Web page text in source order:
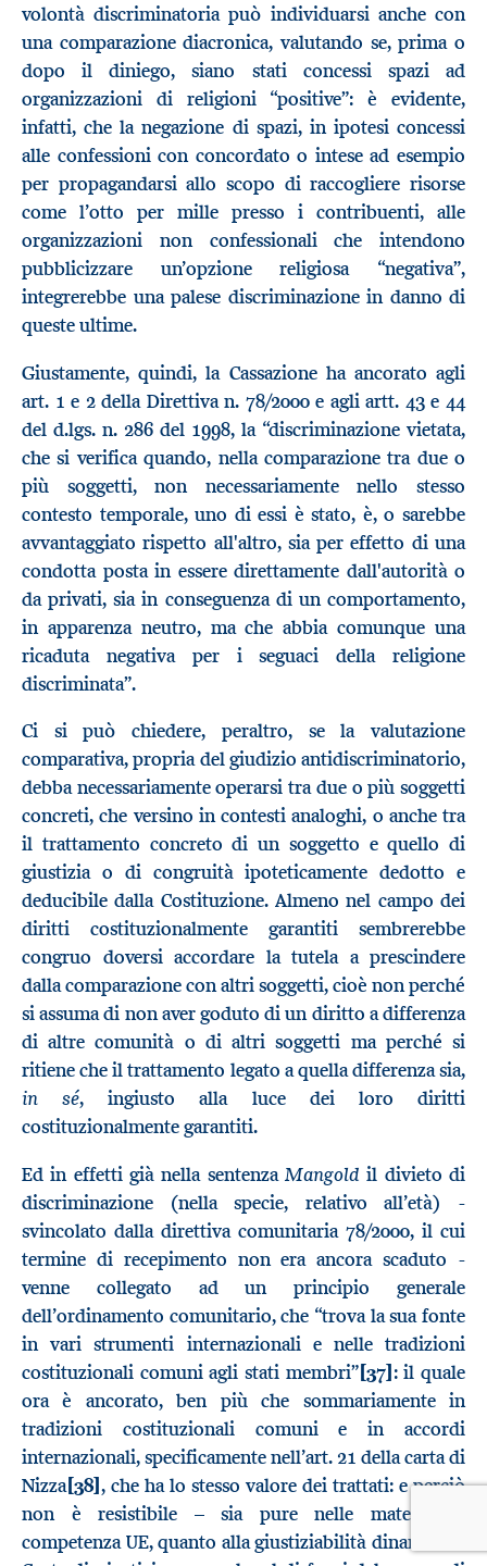
volontà discriminatoria può individuarsi anche con
una comparazione diacronica, valutando se, prima o
dopo il diniego, siano stati concessi spazi ad
organizzazioni di religioni “positive”: è evidente,
infatti, che la negazione di spazi, in ipotesi concessi
alle confessioni con concordato o intese ad esempio
per propagandarsi allo scopo di raccogliere risorse
come l’otto per mille presso i contribuenti, alle
organizzazioni non confessionali che intendono
pubblicizzare un’opzione religiosa “negativa”,
integrerebbe una palese discriminazione in danno di
queste ultime.
Giustamente, quindi, la Cassazione ha ancorato agli
art. 1 e 2 della Direttiva n. 78/2000 e agli artt. 43 e 44
del d.lgs. n. 286 del 1998, la “discriminazione vietata,
che si verifica quando, nella comparazione tra due o
più soggetti, non necessariamente nello stesso
contesto temporale, uno di essi è stato, è, o sarebbe
avvantaggiato rispetto all'altro, sia per effetto di una
condotta posta in essere direttamente dall'autorità o
da privati, sia in conseguenza di un comportamento,
in apparenza neutro, ma che abbia comunque una
ricaduta negativa per i seguaci della religione
discriminata”.
Ci si può chiedere, peraltro, se la valutazione
comparativa, propria del giudizio antidiscriminatorio,
debba necessariamente operarsi tra due o più soggetti
concreti, che versino in contesti analoghi, o anche tra
il trattamento concreto di un soggetto e quello di
giustizia o di congruità ipoteticamente dedotto e
deducibile dalla Costituzione. Almeno nel campo dei
diritti costituzionalmente garantiti sembrerebbe
congruo doversi accordare la tutela a prescindere
dalla comparazione con altri soggetti, cioè non perché
si assuma di non aver goduto di un diritto a differenza
di altre comunità o di altri soggetti ma perché si
ritiene che il trattamento legato a quella differenza sia,
in sé, ingiusto alla luce dei loro diritti
costituzionalmente garantiti.
Ed in effetti già nella sentenza Mangold il divieto di
discriminazione (nella specie, relativo all’età) -
svincolato dalla direttiva comunitaria 78/2000, il cui
termine di recepimento non era ancora scaduto -
venne collegato ad un principio generale
dell’ordinamento comunitario, che “trova la sua fonte
in vari strumenti internazionali e nelle tradizioni
costituzionali comuni agli stati membri”[37] : il quale
ora è ancorato, ben più che sommariamente in
tradizioni costituzionali comuni e in accordi
internazionali, specificamente nell’art. 21 della carta di
Nizza[38], che ha lo stesso valore dei trattati: e perciò
non è resistibile – sia pure nelle materie di
competenza UE, quanto alla giustiziabilità dinanzi alla